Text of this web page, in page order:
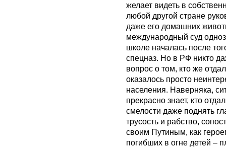
желает видеть в
любой другой стране
даже его домашних
международный суд
школе началась после
спецназ. Но в РФ никто
вопрос о том, кто же
оказалось просто
населения. Наверняка,
прекрасно знает, кто
смелости даже поднять
трусость и рабство,
своим Путиным, как
погибших в огне детей –